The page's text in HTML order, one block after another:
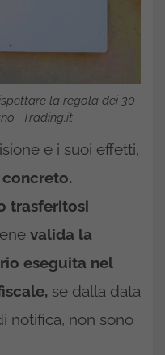
la regola dei 30
Trading.it
e i suoi effetti,
trasferitosi
valida la
eseguita nel
se dalla data
notifica, non sono